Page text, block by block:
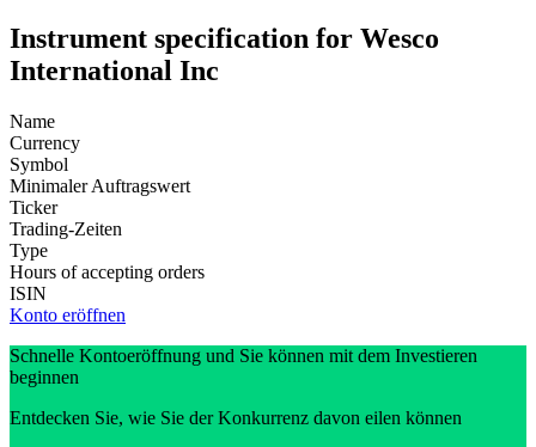
Instrument specification for Wesco
International Inc
Name
Currency
Symbol
Minimaler Auftragswert
Ticker
Trading-Zeiten
Type
Hours of accepting orders
ISIN
Konto eröffnen
Schnelle Kontoeröffnung und Sie können mit dem Investieren
beginnen
Entdecken Sie, wie Sie der Konkurrenz davon eilen können